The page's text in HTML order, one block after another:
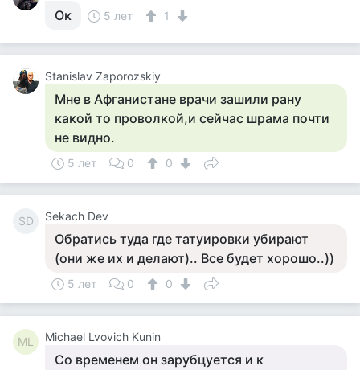
Ок 5 лет 1
Stanislav Zaporozskiy
Мне в Афганистане врачи зашили рану
какой то проволкой,и сейчас шрама почти
не видно.
5 лет 0 0
SD Sekach Dev
Обратись туда где татуировки убирают
(они же их и делают).. Все будет хорошо..))
5 лет 0 0
ML Michael Lvovich Kunin
Со временем он зарубцуется и к